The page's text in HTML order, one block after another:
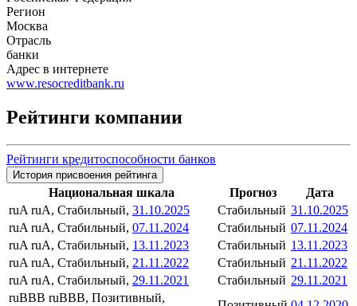
Регион
Москва
Отрасль
банки
Адрес в интернете
www.resocreditbank.ru
Рейтинги компании
Рейтинги кредитоспособности банков
История присвоения рейтинга
Национальная шкала Прогноз
Дата
ruA ruA, Стабильный, 31.10.2025 Стабильный 31.10.2025
ruA ruA, Стабильный, 07.11.2024 Стабильный 07.11.2024
ruA ruA, Стабильный, 13.11.2023 Стабильный 13.11.2023
ruA ruA, Стабильный, 21.11.2022 Стабильный 21.11.2022
ruA ruA, Стабильный, 29.11.2021 Стабильный 29.11.2021
ruBBB ruBBB, Позитивный,